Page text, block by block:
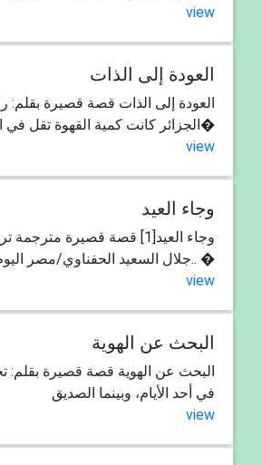
view
العودة إلى الذات
العودة إلى الذات قصة قصيرة
الجزائر كانت كمية القهوة تقل في ا�
view
وجاء العيد
وجاء العيد[1] قصة قصيرة
جلال السعيد الحفناوي/مصر اليوم.. �
view
البحث عن الهوية
في أحد الأيام، وبينما الصديق
view